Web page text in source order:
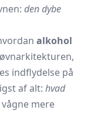
den dybe
alkohol
indflydelse på
af alt: hvad
mere